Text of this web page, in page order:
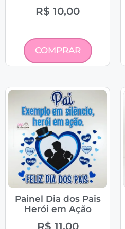
R$ 10,00
COMPRAR
Painel Dia dos Pais
Herói em Ação
R$ 11,00